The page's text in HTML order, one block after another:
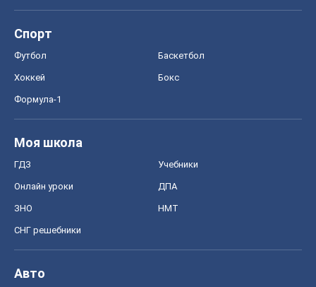
Спорт
Футбол Баскетбол
Хоккей Бокс
Формула-1
Моя школа
ГДЗ Учебники
Онлайн уроки ДПА
ЗНО НМТ
СНГ решебники
Авто